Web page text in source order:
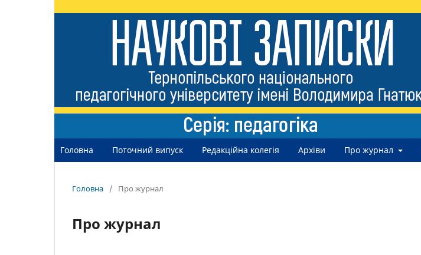
Головна Поточний випуск Редакційна колегія Архіви Про журнал
Головна / Про журнал
Про журнал